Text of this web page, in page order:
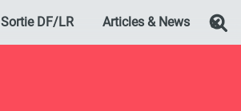
Sortie DF/LR Articles & News